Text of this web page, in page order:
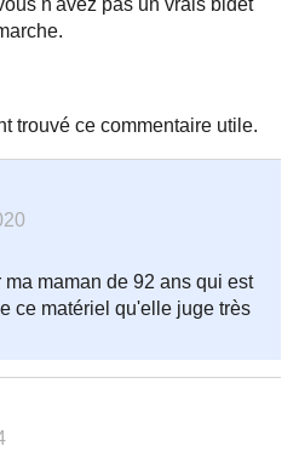
n'avez pas un vrais bidet
trouvé ce commentaire utile.
maman de 92 ans qui est
ce matériel qu'elle juge très